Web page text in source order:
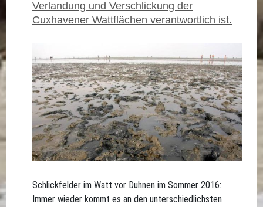
Verlandung und Verschlickung der
Cuxhavener Wattflächen verantwortlich ist.
Schlickfelder im Watt vor Duhnen im Sommer 2016:
Immer wieder kommt es an den unterschiedlichsten